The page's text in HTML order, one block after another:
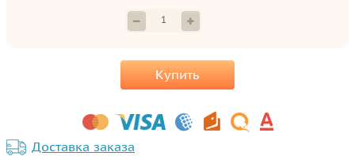
Купить
Доставка заказа